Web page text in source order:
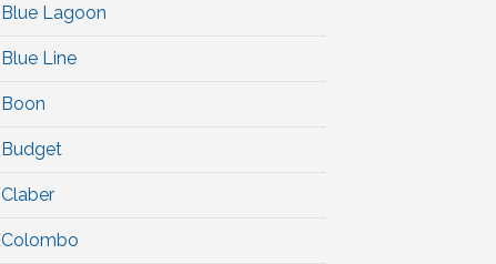
Blue Lagoon
Blue Line
Boon
Budget
Claber
Colombo